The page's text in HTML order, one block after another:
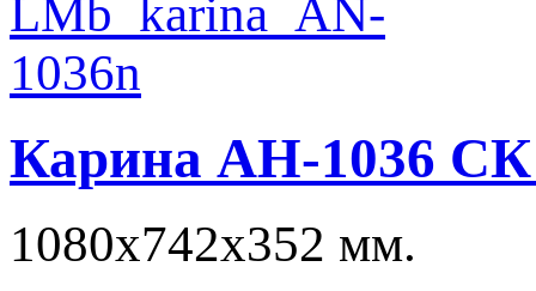
Карина АН-1036
1080х742х352 мм.